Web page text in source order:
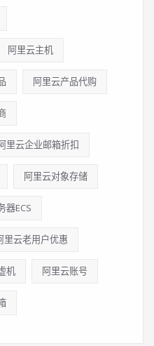
阿里云主机
阿里云产品代购
里云企业邮箱折扣
阿里云对象存储
器ECS
里云老用户优惠
机 阿里云账号